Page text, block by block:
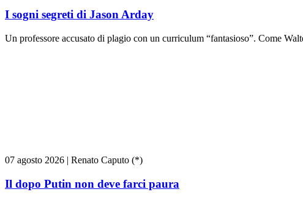
I sogni segreti di Jason Arday
Un professore accusato di plagio con un curriculum “fantasioso”. Come
07 agosto 2026 | Renato Caputo (*)
Il dopo Putin non deve farci paura